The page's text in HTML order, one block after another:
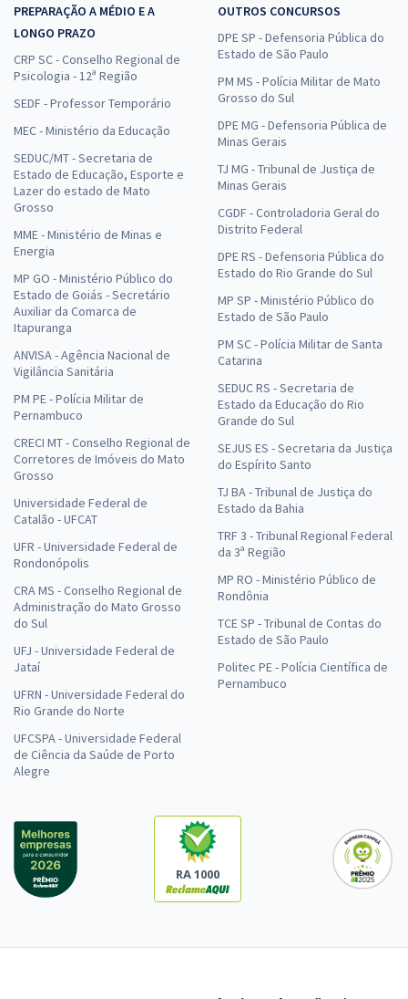
PREPARAÇÃO A MÉDIO E A
LONGO PRAZO
CRP SC - Conselho Regional de
Psicologia - 12ª Região
SEDF - Professor Temporário
MEC - Ministério da Educação
SEDUC/MT - Secretaria de
Estado de Educação, Esporte e
Lazer do estado de Mato
Grosso
MME - Ministério de Minas e
Energia
MP GO - Ministério Público do
Estado de Goiás - Secretário
Auxiliar da Comarca de
Itapuranga
ANVISA - Agência Nacional de
Vigilância Sanitária
PM PE - Polícia Militar de
Pernambuco
CRECI MT - Conselho Regional de
Corretores de Imóveis do Mato
Grosso
Universidade Federal de
Catalão - UFCAT
UFR - Universidade Federal de
Rondonópolis
CRA MS - Conselho Regional de
Administração do Mato Grosso
do Sul
UFJ - Universidade Federal de
Jataí
UFRN - Universidade Federal do
Rio Grande do Norte
UFCSPA - Universidade Federal
de Ciência da Saúde de Porto
Alegre
OUTROS CONCURSOS
DPE SP - Defensoria Pública do
Estado de São Paulo
PM MS - Polícia Militar de Mato
Grosso do Sul
DPE MG - Defensoria Pública de
Minas Gerais
TJ MG - Tribunal de Justiça de
Minas Gerais
CGDF - Controladoria Geral do
Distrito Federal
DPE RS - Defensoria Pública do
Estado do Rio Grande do Sul
MP SP - Ministério Público do
Estado de São Paulo
PM SC - Polícia Militar de Santa
Catarina
SEDUC RS - Secretaria de
Estado da Educação do Rio
Grande do Sul
SEJUS ES - Secretaria da Justiça
do Espírito Santo
TJ BA - Tribunal de Justiça do
Estado da Bahia
TRF 3 - Tribunal Regional Federal
da 3ª Região
MP RO - Ministério Público de
Rondônia
TCE SP - Tribunal de Contas do
Estado de São Paulo
Politec PE - Polícia Científica de
Pernambuco
RA 1000